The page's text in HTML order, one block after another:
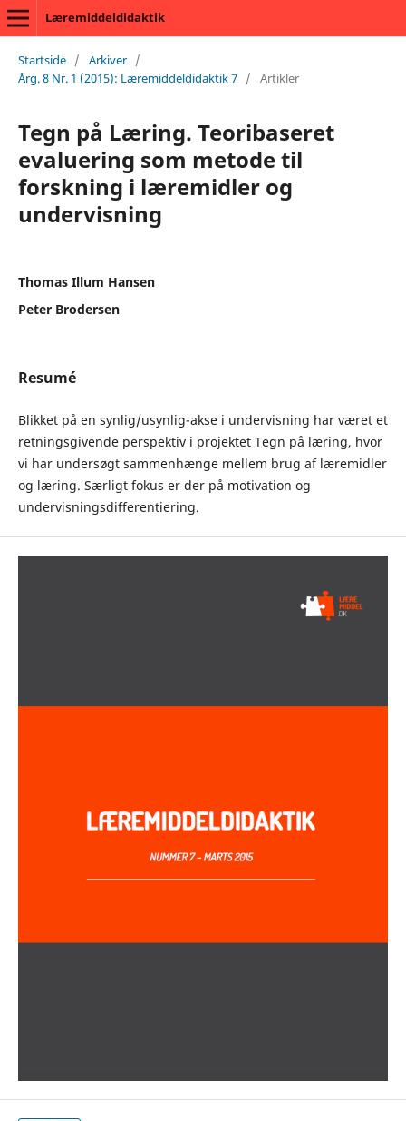
Læremiddeldidaktik
Startside / Arkiver /
Årg. 8 Nr. 1 (2015): Læremiddeldidaktik 7 / Artikler
Tegn på Læring. Teoribaseret
evaluering som metode til
forskning i læremidler og
undervisning
Thomas Illum Hansen
Peter Brodersen
Resumé
Blikket på en synlig/usynlig-akse i undervisning har været et
retningsgivende perspektiv i projektet Tegn på læring, hvor
vi har undersøgt sammenhænge mellem brug af læremidler
og læring. Særligt fokus er der på motivation og
undervisningsdifferentiering.